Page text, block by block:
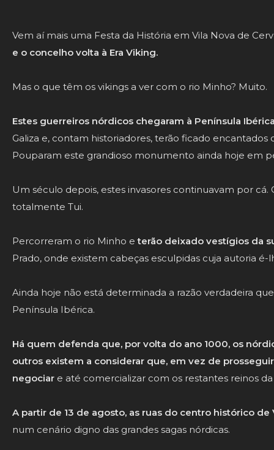
Vem aí mais uma Festa da História em Vila Nova de
e o concelho volta à Era Viking.
Mas o que têm os vikings a ver com o rio Minho? Muito.
Estes guerreiros nórdicos chegaram à Península
Galiza e, contam historiadores, terão ficado
Pouparam este grandioso monumento ainda hoje em
Um século depois, estes invasores continuavam por cá.
totalmente Tui.
Percorreram o rio Minho eterão deixado vestígios da
Prado, onde existem cabeças esculpidas cuja autoria é-
Ainda hoje não está determinada a razão verdadeira
Península Ibérica.
Há quem defenda que, por volta do ano 1000, os
outros existem a considerar que, em vez de
negociar e até comercializar com os restantes reinos
A partir de 13 de agosto, as ruas do centro histórico de
num cenário digno das grandes sagas nórdicas.